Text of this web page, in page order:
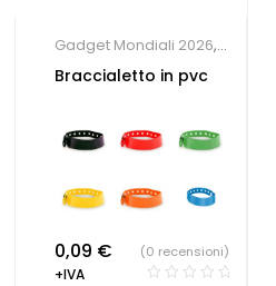
Gadget Mondiali 2026,
Gadget per eventi,
personalizzati
Braccialetto in pvc
0,09 €
+IVA
(0 recensioni)